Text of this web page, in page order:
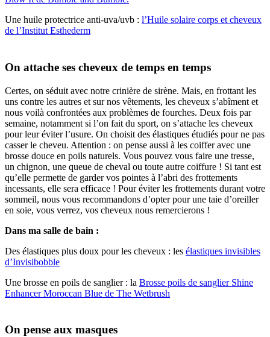
Une huile protectrice anti-uva/uvb : l’Huile solaire corps et cheveux
de l’Institut Esthederm
On attache ses cheveux de temps en temps
Certes, on séduit avec notre crinière de sirène. Mais, en frottant les
uns contre les autres et sur nos vêtements, les cheveux s’abîment et
nous voilà confrontées aux problèmes de fourches. Deux fois par
semaine, notamment si l’on fait du sport, on s’attache les cheveux
pour leur éviter l’usure. On choisit des élastiques étudiés pour ne pas
casser le cheveu. Attention : on pense aussi à les coiffer avec une
brosse douce en poils naturels. Vous pouvez vous faire une tresse,
un chignon, une queue de cheval ou toute autre coiffure ! Si tant est
qu’elle permette de garder vos pointes à l’abri des frottements
incessants, elle sera efficace ! Pour éviter les frottements durant votre
sommeil, nous vous recommandons d’opter pour une taie d’oreiller
en soie, vous verrez, vos cheveux nous remercierons !
Dans ma salle de bain :
Des élastiques plus doux pour les cheveux : les élastiques invisibles
d’Invisibobble
Une brosse en poils de sanglier : la Brosse poils de sanglier Shine
Enhancer Moroccan Blue de The Wetbrush
On pense aux masques